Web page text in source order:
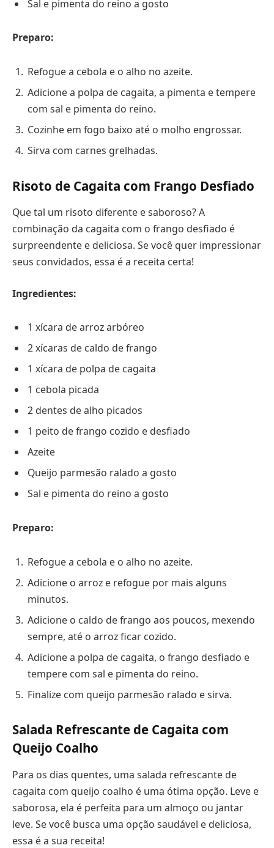
Sal e pimenta do reino a gosto
Preparo:
Refogue a cebola e o alho no azeite.
Adicione a polpa de cagaita, a pimenta e tempere
com sal e pimenta do reino.
Cozinhe em fogo baixo até o molho engrossar.
Sirva com carnes grelhadas.
Risoto de Cagaita com Frango Desfiado
Que tal um risoto diferente e saboroso? A
combinação da cagaita com o frango desfiado é
surpreendente e deliciosa. Se você quer impressionar
seus convidados, essa é a receita certa!
Ingredientes:
1 xícara de arroz arbóreo
2 xícaras de caldo de frango
1 xícara de polpa de cagaita
1 cebola picada
2 dentes de alho picados
1 peito de frango cozido e desfiado
Azeite
Queijo parmesão ralado a gosto
Sal e pimenta do reino a gosto
Preparo:
Refogue a cebola e o alho no azeite.
Adicione o arroz e refogue por mais alguns
minutos.
Adicione o caldo de frango aos poucos, mexendo
sempre, até o arroz ficar cozido.
Adicione a polpa de cagaita, o frango desfiado e
tempere com sal e pimenta do reino.
Finalize com queijo parmesão ralado e sirva.
Salada Refrescante de Cagaita com
Queijo Coalho
Para os dias quentes, uma salada refrescante de
cagaita com queijo coalho é uma ótima opção. Leve e
saborosa, ela é perfeita para um almoço ou jantar
leve. Se você busca uma opção saudável e deliciosa,
essa é a sua receita!